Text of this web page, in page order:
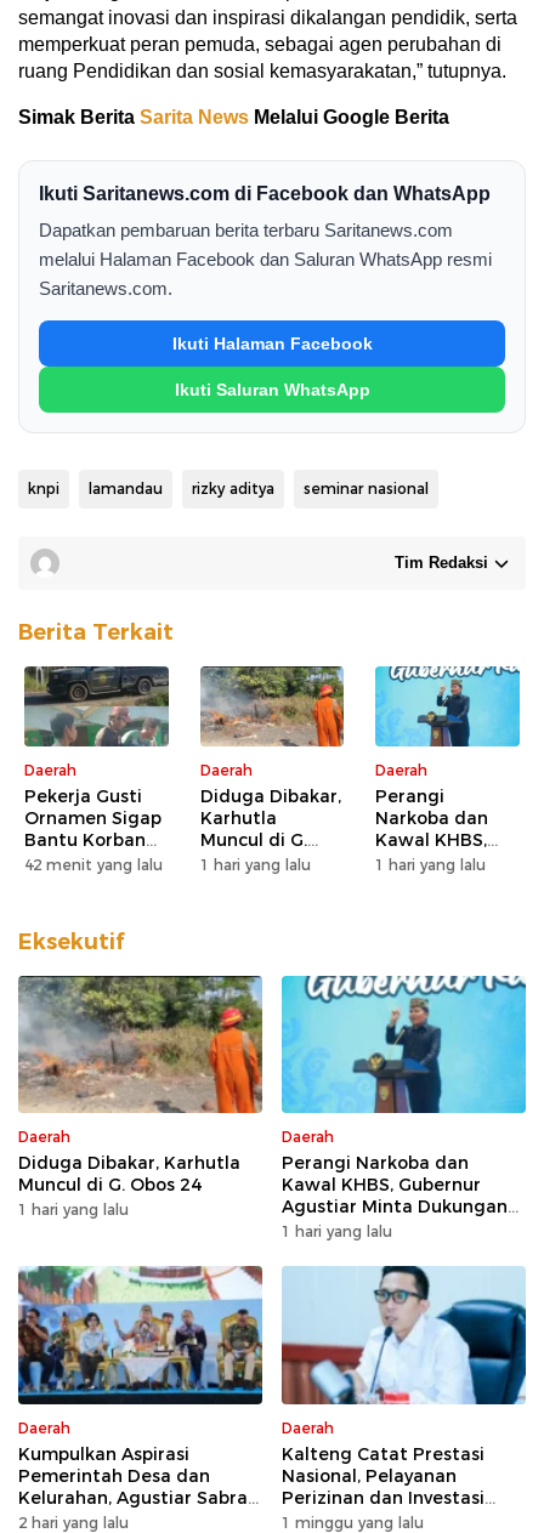
semangat inovasi dan inspirasi dikalangan pendidik, serta
memperkuat peran pemuda, sebagai agen perubahan di
ruang Pendidikan dan sosial kemasyarakatan,” tutupnya.
Simak Berita Sarita News Melalui Google Berita
Ikuti Saritanews.com di Facebook dan WhatsApp
Dapatkan pembaruan berita terbaru Saritanews.com
melalui Halaman Facebook dan Saluran WhatsApp resmi
Saritanews.com.
Ikuti Halaman Facebook
Ikuti Saluran WhatsApp
knpi lamandau rizky aditya seminar nasional
Tim Redaksi
Berita Terkait
Daerah
Pekerja Gusti
Ornamen Sigap
Bantu Korban
Kecelakaan
42 menit yang lalu
Daerah
Diduga Dibakar,
Karhutla
Muncul di G.
Obos 24
1 hari yang lalu
Daerah
Perangi
Narkoba dan
Kawal KHBS,
Gubernur
1 hari yang lalu
Eksekutif
Daerah
Diduga Dibakar, Karhutla
Muncul di G. Obos 24
1 hari yang lalu
Daerah
Perangi Narkoba dan
Kawal KHBS, Gubernur
Agustiar Minta Dukungan
Desa dan Kelurahan
1 hari yang lalu
Daerah
Kumpulkan Aspirasi
Pemerintah Desa dan
Kelurahan, Agustiar Sabran
Tekankan Prioritas
2 hari yang lalu
Daerah
Kalteng Catat Prestasi
Nasional, Pelayanan
Perizinan dan Investasi
Raih Predikat Sangat Baik
1 minggu yang lalu